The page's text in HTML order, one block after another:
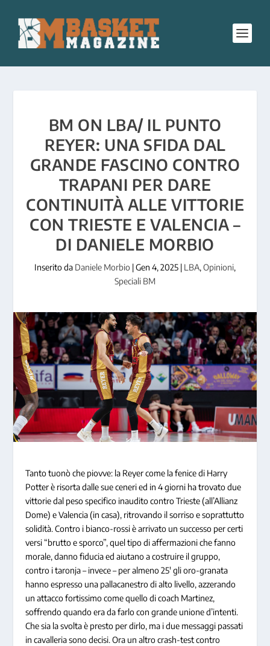
BM ON LBA/ IL PUNTO
REYER: UNA SFIDA DAL
GRANDE FASCINO CONTRO
TRAPANI PER DARE
CONTINUITÀ ALLE VITTORIE
CON TRIESTE E VALENCIA –
DI DANIELE MORBIO
Inserito da Daniele Morbio |Gen 4, 2025 | LBA, Opinioni,
Speciali BM
Tanto tuonò che piovve: la Reyer come la fenice di Harry
Potter è risorta dalle sue ceneri ed in 4 giorni ha trovato due
vittorie dal peso specifico inaudito contro Trieste (all’Allianz
Dome) e Valencia (in casa), ritrovando il sorriso e soprattutto
solidità. Contro i bianco-rossi è arrivato un successo per certi
versi “brutto e sporco”, quel tipo di affermazioni che fanno
morale, danno fiducia ed aiutano a costruire il gruppo,
contro i taronja – invece – per almeno 25′ gli oro-granata
hanno espresso una pallacanestro di alto livello, azzerando
un attacco fortissimo come quello di coach Martinez,
soffrendo quando era da farlo con grande unione d’intenti.
Che sia la svolta è presto per dirlo, ma i due messaggi passati
in cavalleria sono decisi. Ora un altro crash-test contro